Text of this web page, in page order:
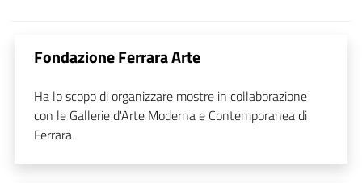
Fondazione Ferrara Arte
Ha lo scopo di organizzare mostre in collaborazione
con le Gallerie d'Arte Moderna e Contemporanea di
Ferrara